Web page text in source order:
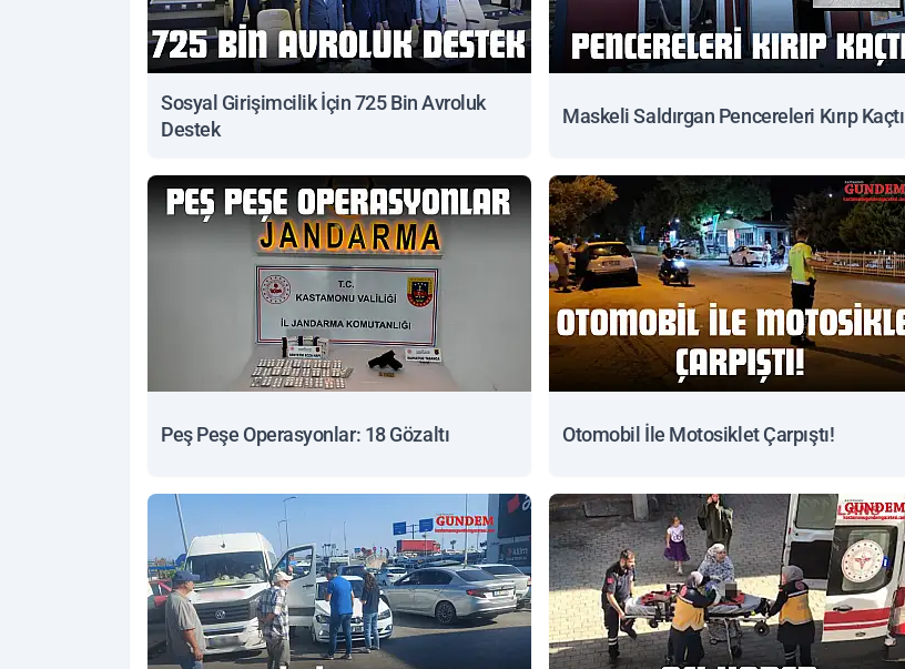
Sosyal Girişimcilik İçin 725 Bin Avroluk
Destek
Maskeli Saldırgan Pencereleri Kırıp Kaçtı
Peş Peşe Operasyonlar: 18 Gözaltı Otomobil İle Motosiklet Çarpıştı!